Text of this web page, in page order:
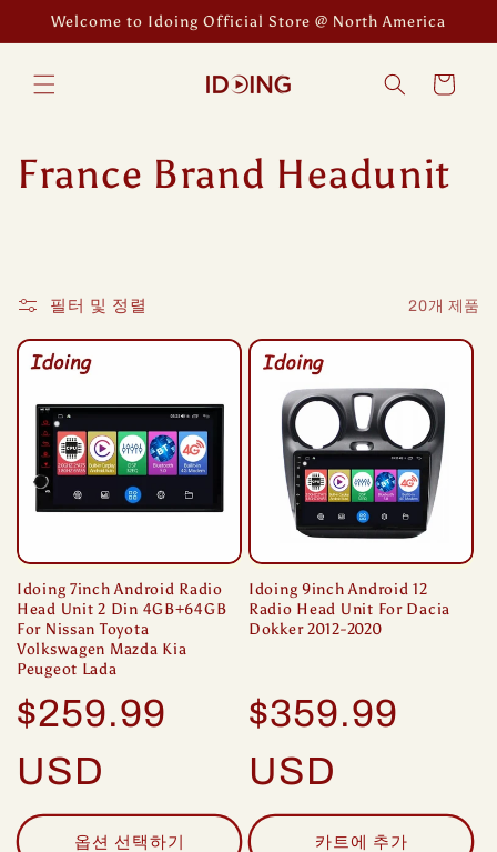
콘텐츠로
Welcome to Idoing Official Store @ North America
트
컬
:
France Brand Headunit
필터 및 정렬 20개 제품
Idoing 7inch Android Radio
Head Unit 2 Din 4GB+64GB
For Nissan Toyota
Volkswagen Mazda Kia
Peugeot Lada
정
가
$259.99
USD
옵션 선택하기
Idoing 9inch Android 12
Radio Head Unit For Dacia
Dokker 2012-2020
정
가
$359.99
USD
카트에 추가